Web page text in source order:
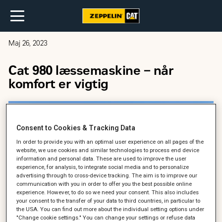
Maj 26, 2023
Cat 980 læssemaskine – når
komfort er vigtig
Consent to Cookies & Tracking Data
In order to provide you with an optimal user experience on all pages of the
website, we use cookies and similar technologies to process end device
information and personal data. These are used to improve the user
experience, for analysis, to integrate social media and to personalize
advertising through to cross-device tracking. The aim is to improve our
communication with you in order to offer you the best possible online
experience. However, to do so we need your consent. This also includes
your consent to the transfer of your data to third countries, in particular to
the USA. You can find out more about the individual setting options under
"Change cookie settings." You can change your settings or refuse data